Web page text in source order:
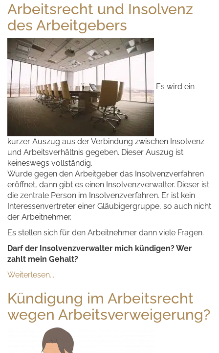
Arbeitsrecht und Insolvenz
des Arbeitgebers
Es wird ein
kurzer Auszug aus der Verbindung zwischen Insolvenz
und Arbeitsverhältnis gegeben. Dieser Auszug ist
keineswegs vollständig.
Wurde gegen den Arbeitgeber das Insolvenzverfahren
eröffnet, dann gibt es einen Insolvenzverwalter. Dieser ist
die zentrale Person im Insolvenzverfahren. Er ist kein
Interessenvertreter einer Gläubigergruppe, so auch nicht
der Arbeitnehmer.
Es stellen sich für den Arbeitnehmer dann viele Fragen.
Darf der Insolvenzverwalter mich kündigen? Wer
zahlt mein Gehalt?
Weiterlesen...
Kündigung im Arbeitsrecht
wegen Arbeitsverweigerung?